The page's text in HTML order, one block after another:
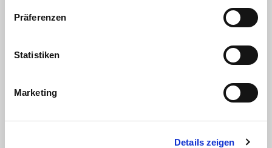
Präferenzen
Statistiken
Marketing
Details zeigen
liebe Kunden,
beweist jedes Jahr aufs Neue seine Qualitäten als
Weiterlesen